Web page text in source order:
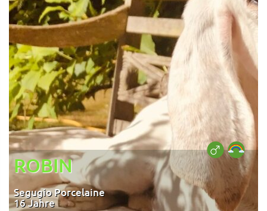
ROBIN
Segugio Porcelaine
16 Jahre